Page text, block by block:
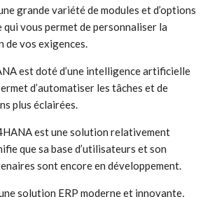
grande variété de modules et d’options
vous permet de personnaliser la
vos exigences.
est doté d’une intelligence artificielle
d’automatiser les tâches et de
plus éclairées.
est une solution relativement
que sa base d’utilisateurs et son
sont encore en développement.
solution ERP moderne et innovante,